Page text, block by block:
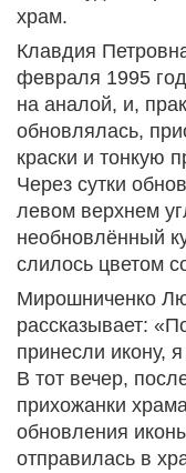
храм.
Клавдия
февраля 1995
на аналой, и,
обновлялась,
краски и тонкую
Через сутки
левом верхнем
необновлённый
слилось цветом
Мирошниченко
рассказывает:
принесли икону,
В тот вечер,
прихожанки
обновления
отправилась в